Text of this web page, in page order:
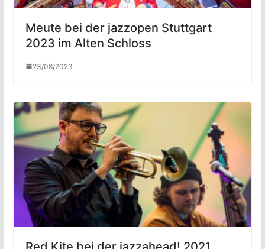
Meute bei der jazzopen Stuttgart
2023 im Alten Schloss
23/08/2023